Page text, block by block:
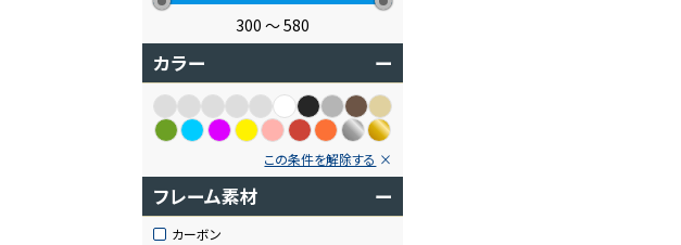
300 〜580
カラー ー
この条件を解除する
フレーム素材 ー
カーボン